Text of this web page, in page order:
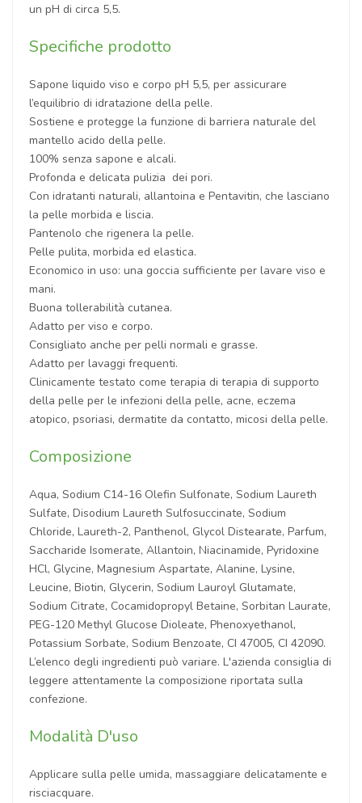
un pH di circa 5,5.
Specifiche prodotto
Sapone liquido viso e corpo pH 5,5, per assicurare
l’equilibrio di idratazione della pelle.
Sostiene e protegge la funzione di barriera naturale del
mantello acido della pelle.
100% senza sapone e alcali.
Profonda e delicata pulizia dei pori.
Con idratanti naturali, allantoina e Pentavitin, che lasciano
la pelle morbida e liscia.
Pantenolo che rigenera la pelle.
Pelle pulita, morbida ed elastica.
Economico in uso: una goccia sufficiente per lavare viso e
mani.
Buona tollerabilità cutanea.
Adatto per viso e corpo.
Consigliato anche per pelli normali e grasse.
Adatto per lavaggi frequenti.
Clinicamente testato come terapia di terapia di supporto
della pelle per le infezioni della pelle, acne, eczema
atopico, psoriasi, dermatite da contatto, micosi della pelle.
Composizione
Aqua, Sodium C14-16 Olefin Sulfonate, Sodium Laureth
Sulfate, Disodium Laureth Sulfosuccinate, Sodium
Chloride, Laureth-2, Panthenol, Glycol Distearate, Parfum,
Saccharide Isomerate, Allantoin, Niacinamide, Pyridoxine
HCl, Glycine, Magnesium Aspartate, Alanine, Lysine,
Leucine, Biotin, Glycerin, Sodium Lauroyl Glutamate,
Sodium Citrate, Cocamidopropyl Betaine, Sorbitan Laurate,
PEG-120 Methyl Glucose Dioleate, Phenoxyethanol,
Potassium Sorbate, Sodium Benzoate, CI 47005, CI 42090.
L’elenco degli ingredienti può variare. L'azienda consiglia di
leggere attentamente la composizione riportata sulla
confezione.
Modalità D'uso
Applicare sulla pelle umida, massaggiare delicatamente e
risciacquare.